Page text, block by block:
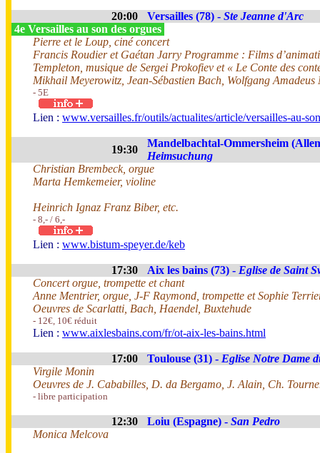
20:00 Versailles (78) - Ste Jeanne d'Arc
4e Versailles au son des orgues
Pierre et le Loup, ciné concert
Francis Roudier et Gaétan Jarry Programme : Films
Templeton, musique de Sergei Prokofiev et « Le Conte des
Mikhail Meyerowitz, Jean-Sébastien Bach, Wolfgang Amadeus
- 5E
Lien : www.versailles.fr/outils/actualites/article/versailles-au-
19:30
Mandelbachtal-Ommersheim
Heimsuchung
Christian Brembeck, orgue
Marta Hemkemeier, violine
Heinrich Ignaz Franz Biber, etc.
- 8,- / 6,-
Lien : www.bistum-speyer.de/keb
17:30 Aix les bains (73) - Eglise de Saint
Concert orgue, trompette et chant
Anne Mentrier, orgue, J-F Raymond, trompette et Sophie
Oeuvres de Scarlatti, Bach, Haendel, Buxtehude
- 12€, 10€ réduit
Lien : www.aixlesbains.com/fr/ot-aix-les-bains.html
17:00 Toulouse (31) - Eglise Notre Dame
Virgile Monin
Oeuvres de J. Cababilles, D. da Bergamo, J. Alain, Ch.
- libre participation
12:30 Loiu (Espagne) - San Pedro
Monica Melcova